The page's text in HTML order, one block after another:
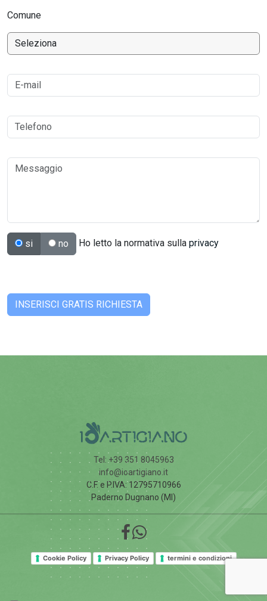
Comune
si no Ho letto la normativa sulla privacy
Tel: +39 351 8045963
info@ioartigiano.it
C.F. e P.IVA: 12795710966
Paderno Dugnano (MI)
Cookie Policy Privacy Policy termini e condizioni